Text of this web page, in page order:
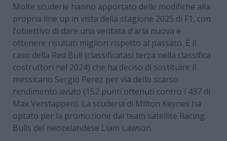
Molte scuderie hanno apportato delle modifiche alla
propria line up in vista della stagione 2025 di F1, con
l’obiettivo di dare una ventata d’aria nuova e
ottenere risultati migliori rispetto al passato. È il
caso della Red Bull (classificatasi terza nella classifica
costruttori nel 2024) che ha deciso di sostituire il
messicano Sergio Perez per via dello scarso
rendimento avuto (152 punti ottenuti contro i 437 di
Max Verstappen). La scuderia di Milton Keynes ha
optato per la promozione dal team satellite Racing
Bulls del neozelandese Liam Lawson.